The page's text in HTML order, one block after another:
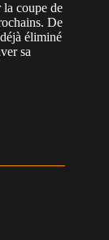
la coupe de
De
éliminé
sa